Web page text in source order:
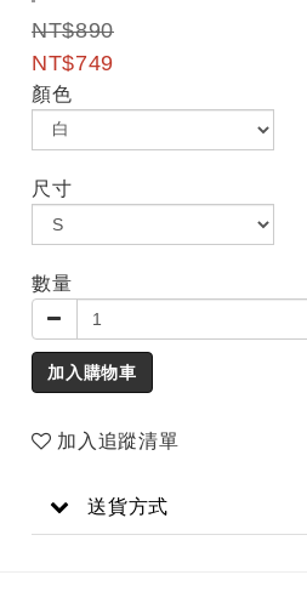
NT$890
NT$749
顏色
尺寸
數量
加入購物車
加入追蹤清單
送貨方式